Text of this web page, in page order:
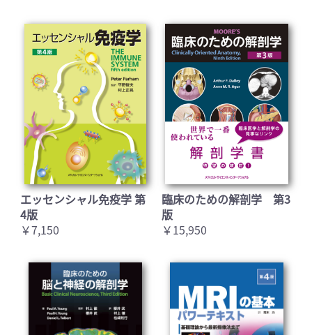
エッセンシャル免疫学 第
4版
￥7,150
臨床のための解剖学 第3
版
￥15,950